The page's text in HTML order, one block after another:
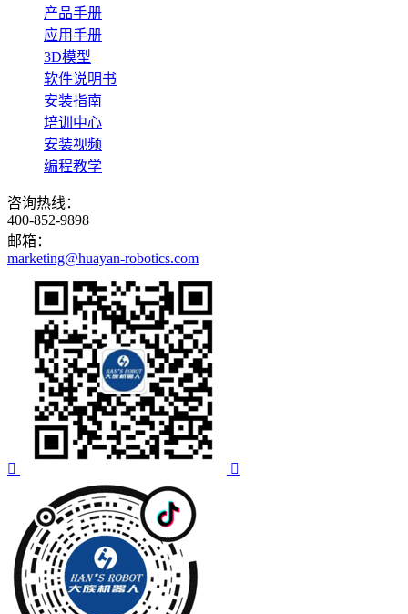
产品手册
应用手册
3D模型
软件说明书
安装指南
培训中心
安装视频
编程教学
咨询热线：
400-852-9898
邮箱：
marketing@huayan-robotics.com